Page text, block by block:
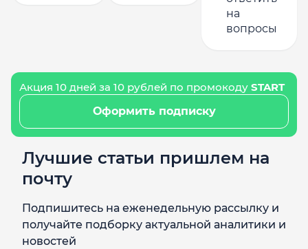
на
вопросы
Акция 10 дней за 10 рублей по промокоду START
Оформить подписку
Лучшие статьи пришлем на
почту
Подпишитесь на еженедельную рассылку и
получайте подборку актуальной аналитики и
новостей